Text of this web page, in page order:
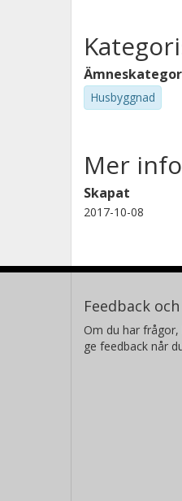
Husbyggnad
Mer
Skapat
2017-10-08
Feedback
Om du har
ge feedback når